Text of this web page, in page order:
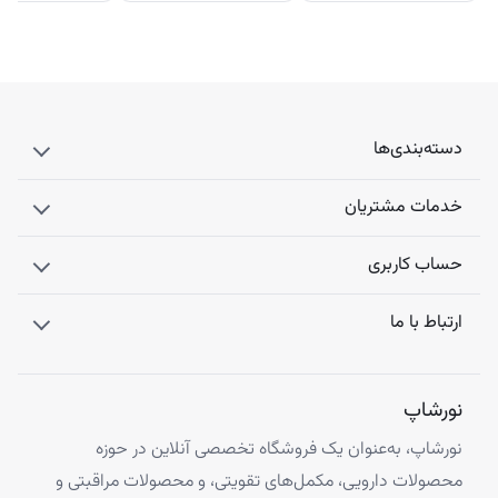
دسته‌بندی‌ها
خدمات مشتریان
حساب کاربری
ارتباط با ما
نورشاپ
نورشاپ، به‌عنوان یک فروشگاه تخصصی آنلاین در حوزه
محصولات دارویی، مکمل‌های تقویتی، و محصولات مراقبتی و